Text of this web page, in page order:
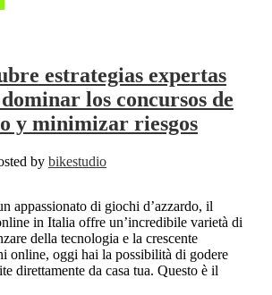
estrategias expertas
los concursos de
y minimizar riesgos
by bikestudio
appassionato di giochi d’azzardo, il
in Italia offre un’incredibile varietà di
della tecnologia e la crescente
online, oggi hai la possibilità di godere
direttamente da casa tua. Questo è il